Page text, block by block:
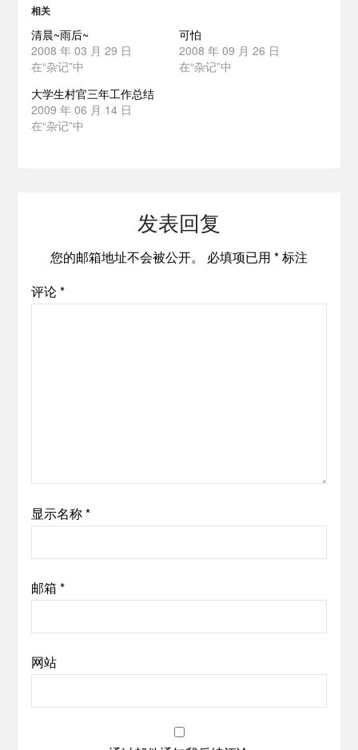
相关
清晨~雨后~
2008 年 03 月 29 日
在“杂记”中
可怕
2008 年 09 月 26 日
在“杂记”中
大学生村官三年工作总结
2009 年 06 月 14 日
在“杂记”中
发表回复
您的邮箱地址不会被公开。 必填项已用 *标注
评论*
显示名称*
邮箱 *
网站